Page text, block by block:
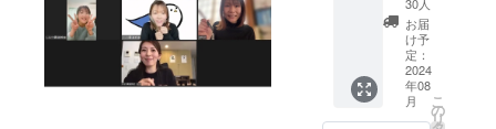
m/view/
ishikaw
a-ouen-
shodot
枚、書
道展へ
の出
品、書
道展開
催支援
※作品の
お届
け予
定：
2024
年08
月
こ
の
リ